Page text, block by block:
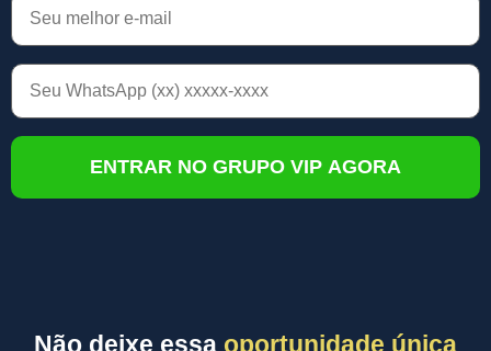
Não deixe essa oportunidade única